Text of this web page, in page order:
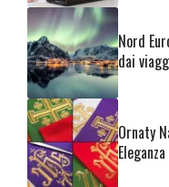
Nord
dai
Ornaty